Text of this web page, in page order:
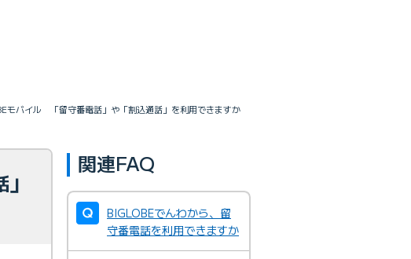
モバイル 「留守番電話」や「割込通話」を利用できますか
関連FAQ
BIGLOBEでんわから、留
守番電話を利用できますか